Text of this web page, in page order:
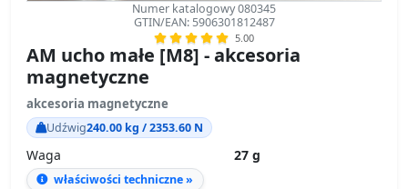
Numer katalogowy 080345
GTIN/EAN: 5906301812487
5.00
AM ucho małe [M8] - akcesoria
magnetyczne
akcesoria magnetyczne
Udźwig240.00 kg / 2353.60 N
Waga 27 g
właściwości techniczne »